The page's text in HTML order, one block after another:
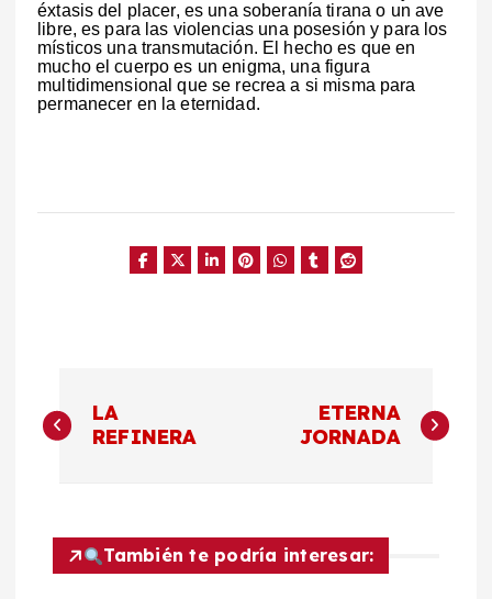
éxtasis del placer, es una soberanía tirana o un ave
libre, es para las violencias una posesión y para los
místicos una transmutación. El hecho es que en
mucho el cuerpo es un enigma, una figura
multidimensional que se recrea a si misma para
permanecer en la eternidad.
a
e
LA
REFINERA
ETERNA
JORNADA
También te podría interesar: